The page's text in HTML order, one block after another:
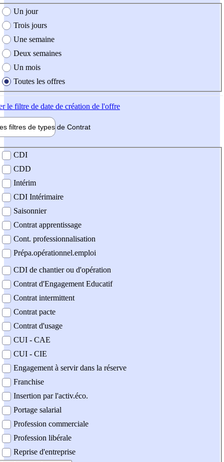
création de l'offre
Un jour
Trois jours
Une semaine
Deux semaines
Un mois
Toutes les offres
le filtre de date de création de l'offre
filtres de types de Contrat
contrat
CDI
CDD
Intérim
CDI Intérimaire
Saisonnier
Contrat apprentissage
Cont. professionnalisation
Prépa.opérationnel.emploi
CDI de chantier ou d'opération
Contrat d'Engagement Educatif
Contrat intermittent
Contrat pacte
Contrat d'usage
CUI - CAE
CUI - CIE
Engagement à servir dans la réserve
Franchise
Insertion par l'activ.éco.
Portage salarial
Profession commerciale
Profession libérale
Reprise d'entreprise